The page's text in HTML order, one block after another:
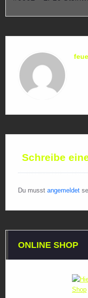
Schreibe
Du musst angemeldet
ONLINE SHOP